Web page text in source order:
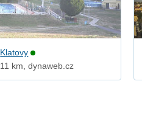
Klatovy
11 km, dynaweb.cz